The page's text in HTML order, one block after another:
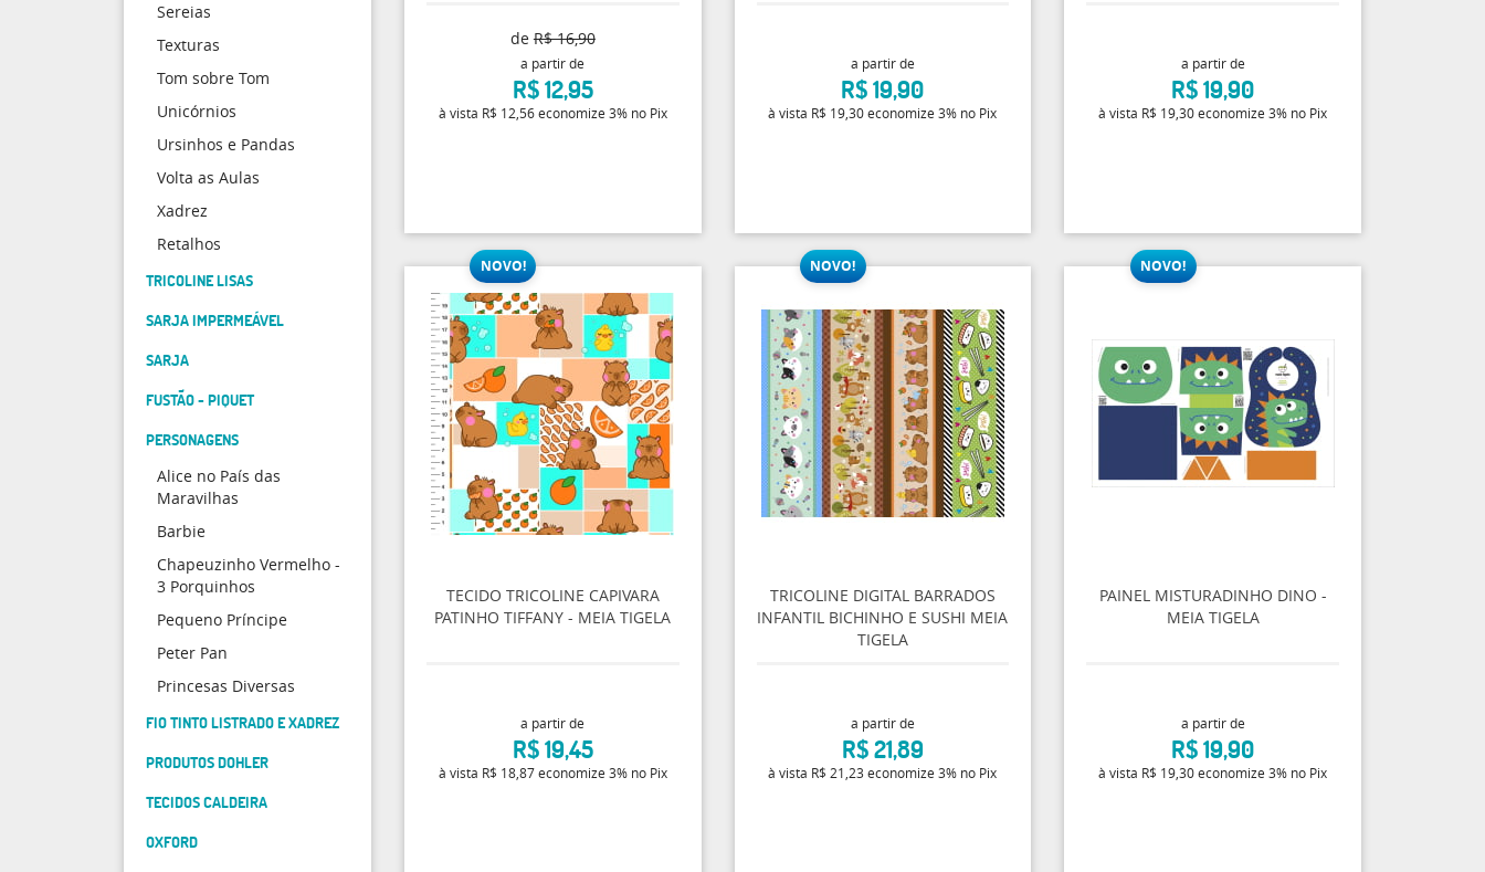
Sereias
Texturas
Tom sobre Tom
Unicórnios
Ursinhos e Pandas
Volta as Aulas
Xadrez
Retalhos
TRICOLINE LISAS
SARJA IMPERMEÁVEL
SARJA
FUSTÃO - PIQUET
PERSONAGENS
Alice no País das
Maravilhas
Barbie
Chapeuzinho Vermelho -
3 Porquinhos
Pequeno Príncipe
Peter Pan
Princesas Diversas
FIO TINTO LISTRADO E XADREZ
PRODUTOS DOHLER
TECIDOS CALDEIRA
OXFORD
de R$ 16,90
a partir de
R$ 12,95
à vista R$ 12,56economize 3% no Pix
a partir de
R$ 19,90
à vista R$ 19,30economize3% no Pix
a partir de
R$ 19,90
à vista R$ 19,30economize3% no Pix
TECIDO TRICOLINE CAPIVARA
PATINHO TIFFANY - MEIA TIGELA
a partir de
R$ 19,45
à vista R$ 18,87economize 3% no Pix
TRICOLINE DIGITAL BARRADOS
INFANTIL BICHINHO E SUSHI MEIA
TIGELA
a partir de
R$ 21,89
à vista R$ 21,23 economize3% no Pix
PAINEL MISTURADINHO DINO -
MEIA TIGELA
a partir de
R$ 19,90
à vista R$ 19,30economize3% no Pix